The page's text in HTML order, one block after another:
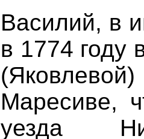
Василий, в
в 1774 году
Маресиве,
уезда